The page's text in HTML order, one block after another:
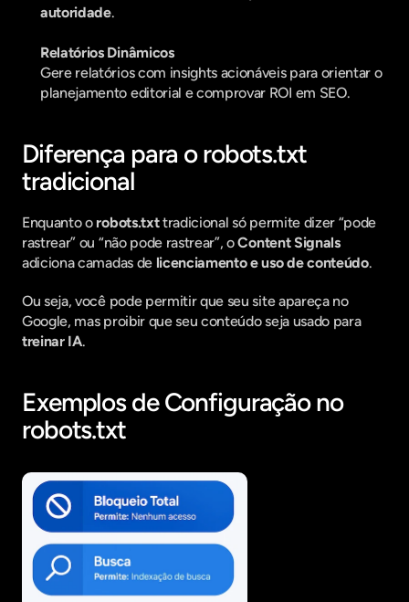
autoridade.
Relatórios Dinâmicos
Gere relatórios com insights acionáveis para orientar o
planejamento editorial e comprovar ROI em SEO.
Diferença para o robots.txt
tradicional
Enquanto o robots.txt tradicional só permite dizer “pode
rastrear” ou “não pode rastrear”, o Content Signals
adiciona camadas de licenciamento e uso de conteúdo.
Ou seja, você pode permitir que seu site apareça no
Google, mas proibir que seu conteúdo seja usado para
treinar IA.
Exemplos de Configuração no
robots.txt